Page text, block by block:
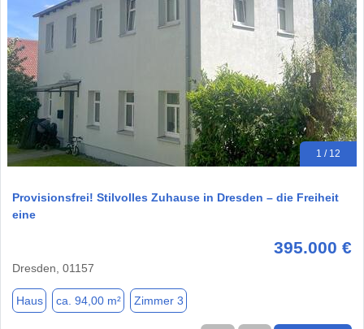
1 / 12
Provisionsfrei! Stilvolles Zuhause in Dresden – die Freiheit
eine
395.000 €
Dresden, 01157
Haus ca. 94,00 m² Zimmer 3